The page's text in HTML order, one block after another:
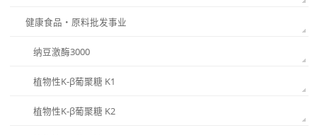
健康食品・原料批发事业
纳豆激酶3000
植物性K-β葡聚糖 K1
植物性K-β葡聚糖 K2